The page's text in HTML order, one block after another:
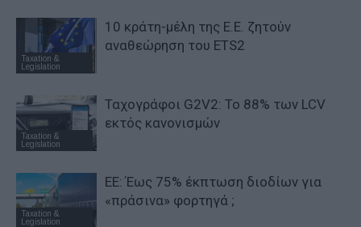
Taxation &
Legislation
10 κράτη-μέλη της Ε.Ε. ζητούν
αναθεώρηση του ETS2
Taxation &
Legislation
Ταχογράφοι G2V2: Το 88% των LCV
εκτός κανονισμών
Taxation &
Legislation
ΕΕ: Έως 75% έκπτωση διοδίων για
«πράσινα» φορτηγά ;